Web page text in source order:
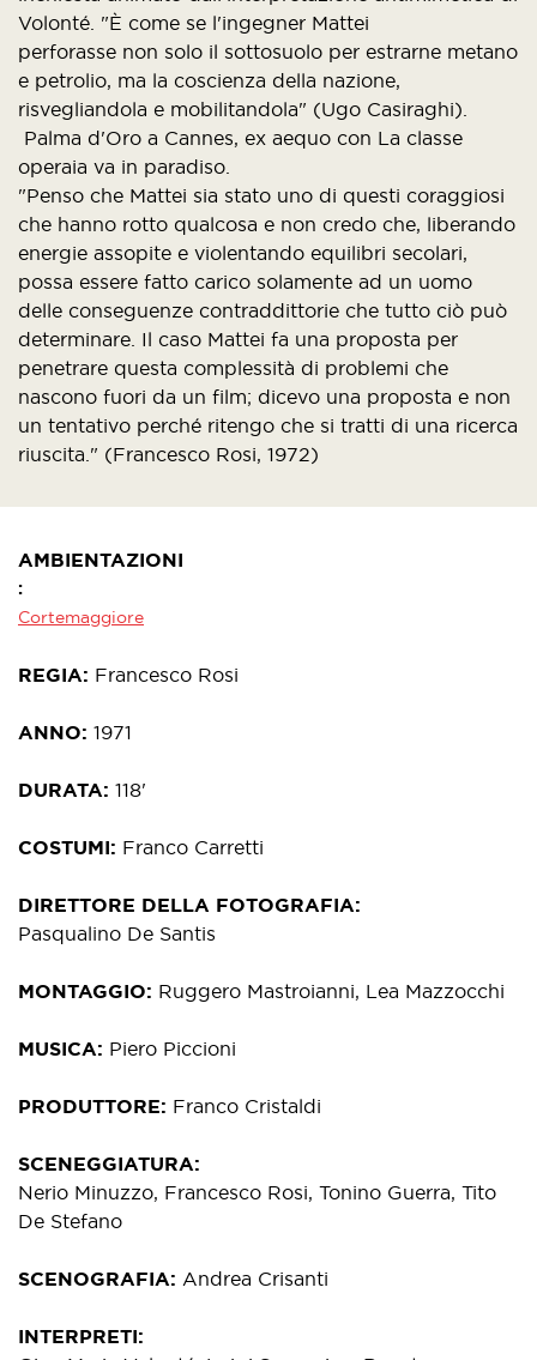
Volonté. "È come se l'ingegner Mattei
perforasse non solo il sottosuolo per estrarne metano
e petrolio, ma la coscienza della nazione,
risvegliandola e mobilitandola" (Ugo Casiraghi).
Palma d'Oro a Cannes, ex aequo con La classe
operaia va in paradiso.
"Penso che Mattei sia stato uno di questi coraggiosi
che hanno rotto qualcosa e non credo che, liberando
energie assopite e violentando equilibri secolari,
possa essere fatto carico solamente ad un uomo
delle conseguenze contraddittorie che tutto ciò può
determinare. Il caso Mattei fa una proposta per
penetrare questa complessità di problemi che
nascono fuori da un film; dicevo una proposta e non
un tentativo perché ritengo che si tratti di una ricerca
riuscita." (Francesco Rosi, 1972)
AMBIENTAZIONI
Cortemaggiore
REGIA Francesco Rosi
ANNO 1971
DURATA 118'
COSTUMI Franco Carretti
DIRETTORE DELLA FOTOGRAFIA
Pasqualino De Santis
MONTAGGIO Ruggero Mastroianni, Lea Mazzocchi
MUSICA Piero Piccioni
PRODUTTORE Franco Cristaldi
SCENEGGIATURA
Nerio Minuzzo, Francesco Rosi, Tonino Guerra, Tito
De Stefano
SCENOGRAFIA Andrea Crisanti
INTERPRETI